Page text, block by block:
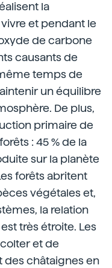
la
et pendant le
de carbone
causants de
temps de
un équilibre
De plus,
primaire de
: 45 % de la
sur la planète
forêts abritent
végétales et,
la relation
très étroite. Les
et de
châtaignes en